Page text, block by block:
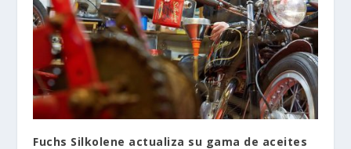
Fuchs Silkolene actualiza su gama de aceites